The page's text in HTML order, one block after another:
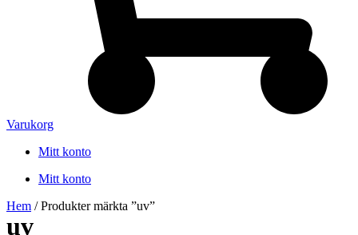
Varukorg
Mitt konto
Mitt konto
Hem / Produkter märkta ”uv”
uv